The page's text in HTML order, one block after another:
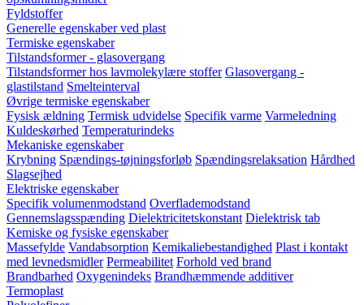
Fyldstoffer
Generelle egenskaber ved plast
Termiske egenskaber
Tilstandsformer - glasovergang
Tilstandsformer hos lavmolekylære stoffer Glasovergang -
glastilstand Smelteinterval
Øvrige termiske egenskaber
Fysisk ældning Termisk udvidelse Specifik varme Varmeledning
Kuldeskørhed Temperaturindeks
Mekaniske egenskaber
Krybning Spændings-tøjningsforløb Spændingsrelaksation Hårdhed
Slagsejhed
Elektriske egenskaber
Specifik volumenmodstand Overflademodstand
Gennemslagsspænding Dielektricitetskonstant Dielektrisk tab
Kemiske og fysiske egenskaber
Massefylde Vandabsorption Kemikaliebestandighed Plast i kontakt
med levnedsmidler Permeabilitet Forhold ved brand
Brandbarhed Oxygenindeks Brandhæmmende additiver
Termoplast